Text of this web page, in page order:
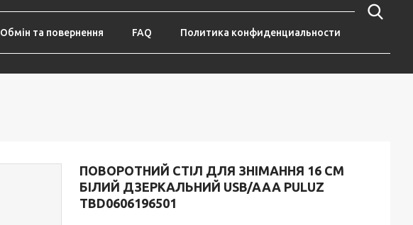
Обмін та повернення FAQ Политика конфиденциальности
ПОВОРОТНИЙ СТІЛ ДЛЯ ЗНІМАННЯ 16 СМ
БІЛИЙ ДЗЕРКАЛЬНИЙ USB/AAA PULUZ
TBD0606196501